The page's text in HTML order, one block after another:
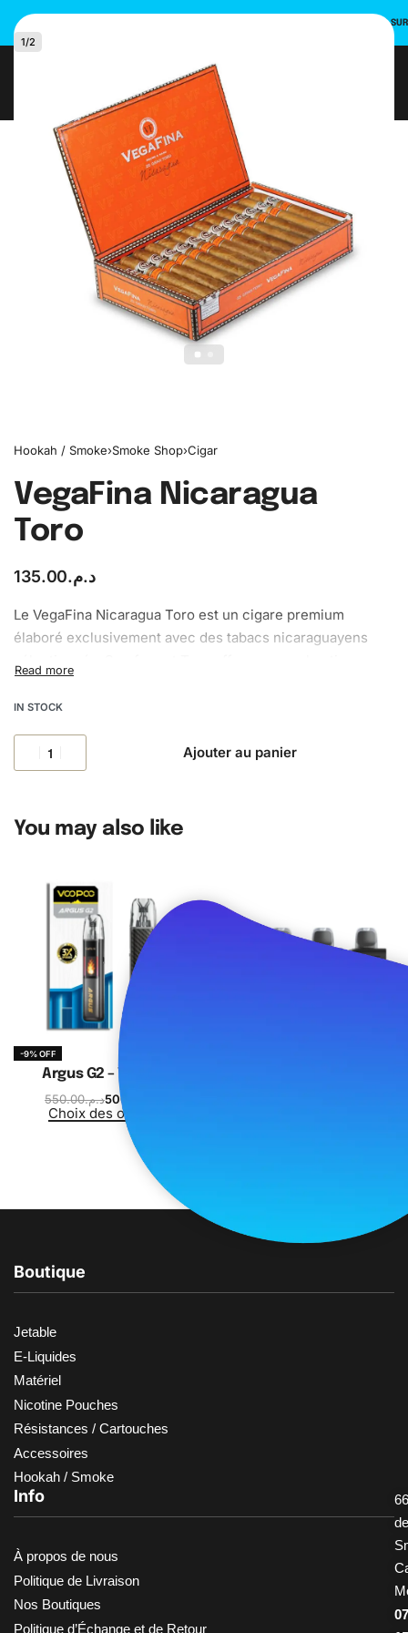
INSCRIVEZ-VOUS ET UTILISEZ LE CODE PROMO POUR UNE REMISE DE 10 %
1/2
Hookah / Smoke›Smoke Shop›Cigar
VegaFina Nicaragua
Toro
د.م.135.00
Le VegaFina Nicaragua Toro est un cigare premium
élaboré exclusivement avec des tabacs nicaraguayens
par des notes de poivre noir, cacao et café torréfié. Idéal
IN STOCK
Ajouter au panier
You may also like
-9% OFF
Argus G2 – Voopoo
د.م.550.00 500.00
Choix des options
Boutique
Jetable
E-Liquides
Matériel
Nicotine Pouches
Résistances / Cartouches
Accessoires
Hookah / Smoke
Info
À propos de nous
Politique de Livraison
Nos Boutiques
Politique d’Échange et de Retour
de
07